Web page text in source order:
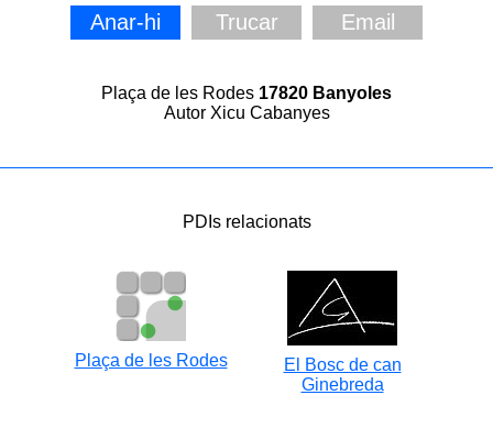
Anar-hi Trucar Email
Plaça de les Rodes 17820 Banyoles
Autor Xicu Cabanyes
PDIs relacionats
Plaça de les Rodes
El Bosc de can
Ginebreda